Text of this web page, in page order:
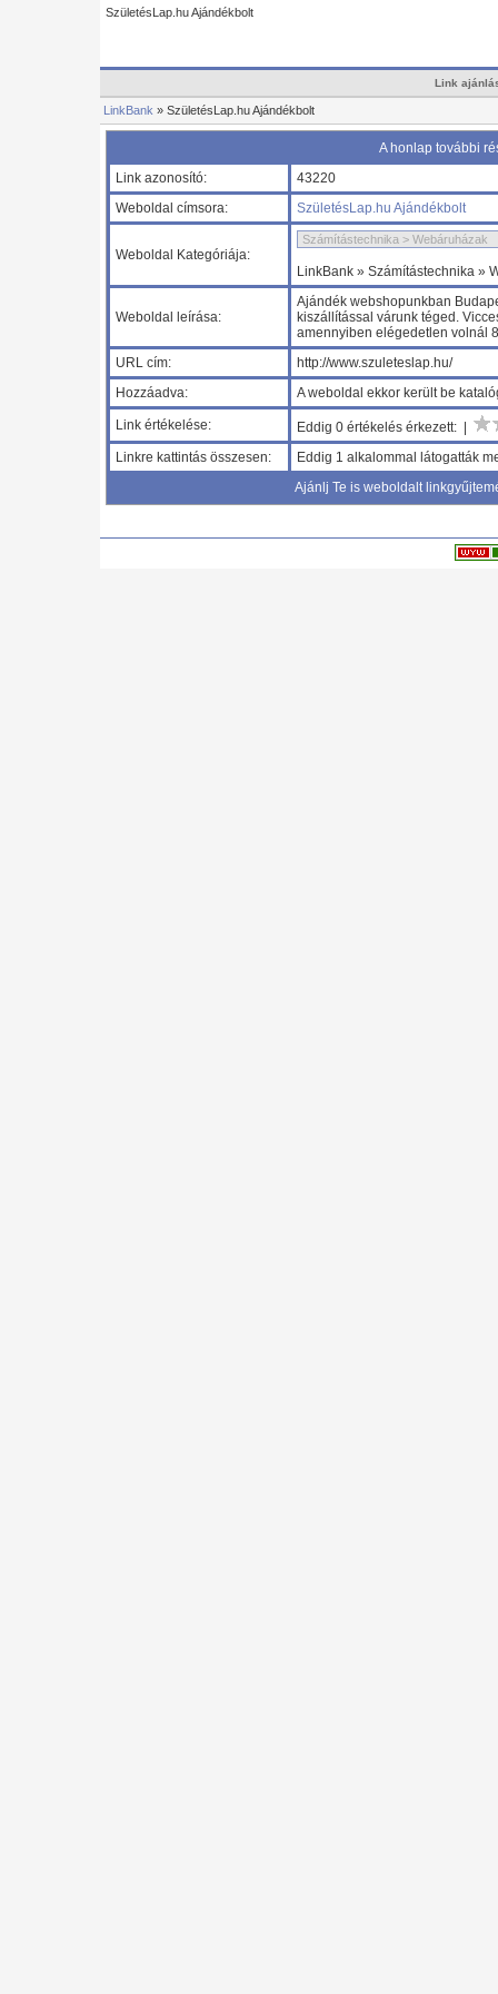
SzületésLap.hu Ajándékbolt
Link
LinkBank » SzületésLap.hu Ajándékbolt
A honlap további
Link azonosító:
43220
Weboldal címsora:
SzületésLap.hu Ajándékbolt
Weboldal Kategóriája:
LinkBank » Számítástechnika »
Weboldal leírása:
Ajándék webshopunkban
kiszállítással várunk téged.
amennyiben elégedetlen volnál
URL cím:
http://www.szuleteslap.hu/
Hozzáadva:
A weboldal ekkor került be
Link értékelése:
Eddig 0 értékelés érkezett: |
Linkre kattintás összesen:
Eddig 1 alkalommal látogatták
Ajánlj Te is weboldalt